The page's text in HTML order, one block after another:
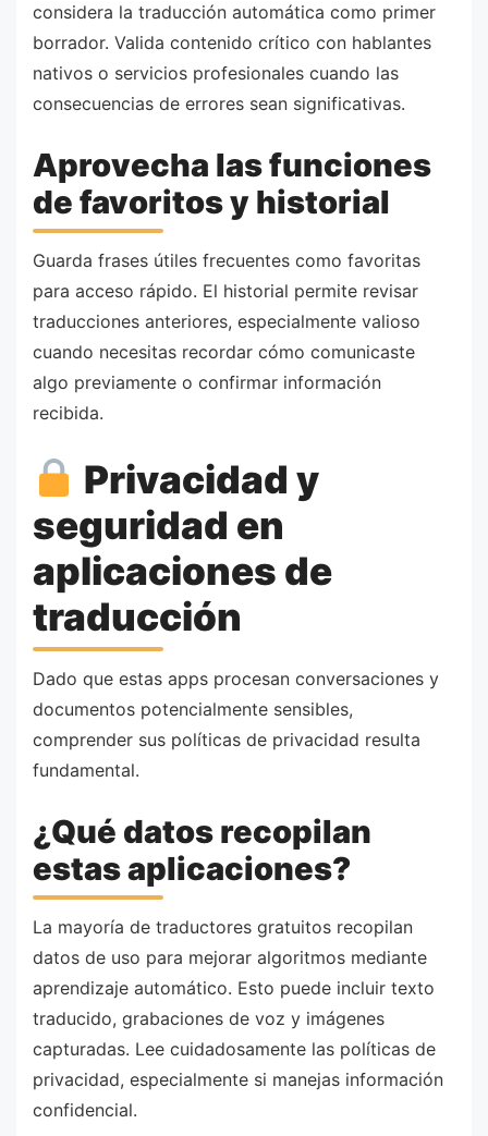
considera la traducción automática como primer
borrador. Valida contenido crítico con hablantes
nativos o servicios profesionales cuando las
consecuencias de errores sean significativas.
Aprovecha las funciones
de favoritos y historial
Guarda frases útiles frecuentes como favoritas
para acceso rápido. El historial permite revisar
traducciones anteriores, especialmente valioso
cuando necesitas recordar cómo comunicaste
algo previamente o confirmar información
recibida.
Privacidad y
seguridad en
aplicaciones de
traducción
Dado que estas apps procesan conversaciones y
documentos potencialmente sensibles,
comprender sus políticas de privacidad resulta
fundamental.
¿Qué datos recopilan
estas aplicaciones?
La mayoría de traductores gratuitos recopilan
datos de uso para mejorar algoritmos mediante
aprendizaje automático. Esto puede incluir texto
traducido, grabaciones de voz y imágenes
capturadas. Lee cuidadosamente las políticas de
privacidad, especialmente si manejas información
confidencial.